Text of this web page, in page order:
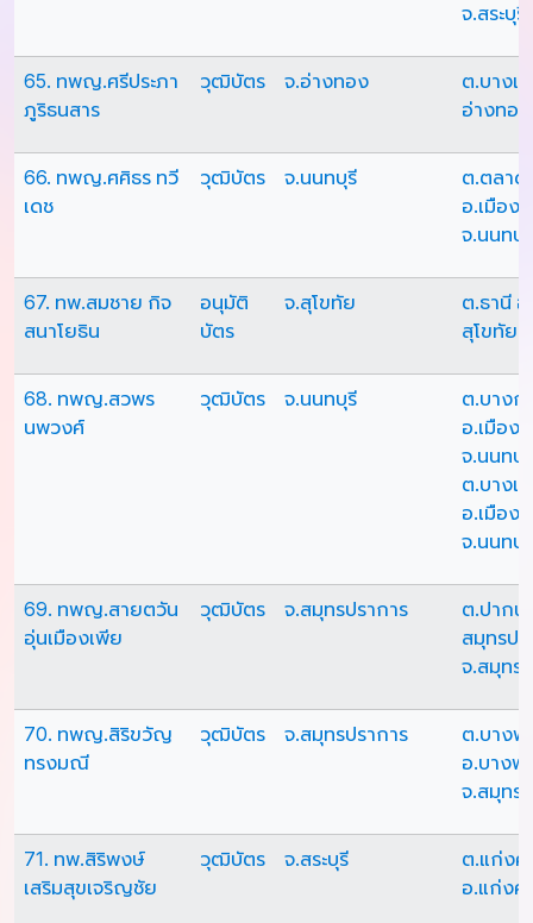
จ.สระบุรี
65. ทพญ.ศรีประภา
ภูริธนสาร
วุฒิบัตร จ.อ่างทอง
ต.บางแ
อ่างทอ
66. ทพญ.ศศิธร ทวี
เดช
วุฒิบัตร จ.นนทบุรี
ต.ตลา
อ.เมือง
จ.นนทบุรี
67. ทพ.สมชาย กิจ
สนาโยธิน
อนุมัติ
บัตร
จ.สุโขทัย
ต.ธานี อ
สุโขทัย
68. ทพญ.สวพร
นพวงศ์
วุฒิบัตร จ.นนทบุรี
ต.บางก
อ.เมือง
จ.นนทบุรี
ต.บางเ
อ.เมือง
จ.นนทบุรี
69. ทพญ.สายตวัน
อุ่นเมืองเพีย
วุฒิบัตร จ.สมุทรปราการ
ต.ปากน้
สมุทรปร
จ.สมุทร
70. ทพญ.สิริขวัญ
ทรงมณี
วุฒิบัตร จ.สมุทรปราการ
ต.บาง
อ.บางพ
จ.สมุทร
71. ทพ.สิริพงษ์
เสริมสุขเจริญชัย
วุฒิบัตร จ.สระบุรี
ต.แก่งค
อ.แก่งค